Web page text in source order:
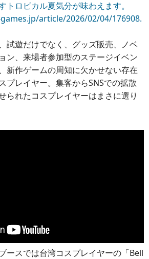
トロピカル夏気分が味わえます。
article/2026/02/04/176908.
試遊だけでなく、グッズ販売、ノベ
ン、来場者参加型のステージイベン
新作ゲームの周知に欠かせない存在
プレイヤー。集客からSNSでの拡散
られたコスプレイヤーはまさに選り
ースでは台湾コスプレイヤーの「Bell